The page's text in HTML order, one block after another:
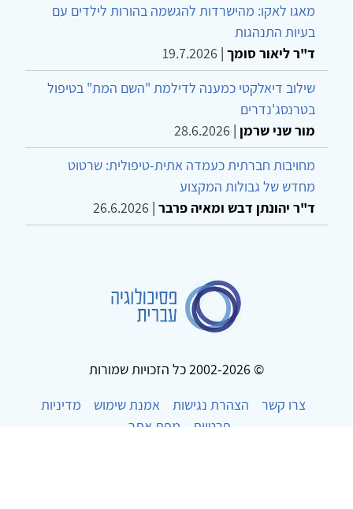
מאגו לאקו: מהישרדות להגשמה בהורות לילדים עם
בעיות התנהגות
ד"ר ליאור סומך |
19.7.2026
שילוב דיאלקטי כמענה לדילמת "השם המת" בטיפול
בטרנסג'נדרים
מור שני שרמן |
28.6.2026
מחויבות חברתית כעמדה אתית-טיפולית: שרטוט
מחדש של גבולות המקצוע
ד"ר יהונתן דבש ומאיה פרבר |
26.6.2026
© 2002-2026 כל הזכויות שמורות
צרו קשר
הצהרת נגישות אמנת שימוש
מדיניות
פרטיות
מפת אתר